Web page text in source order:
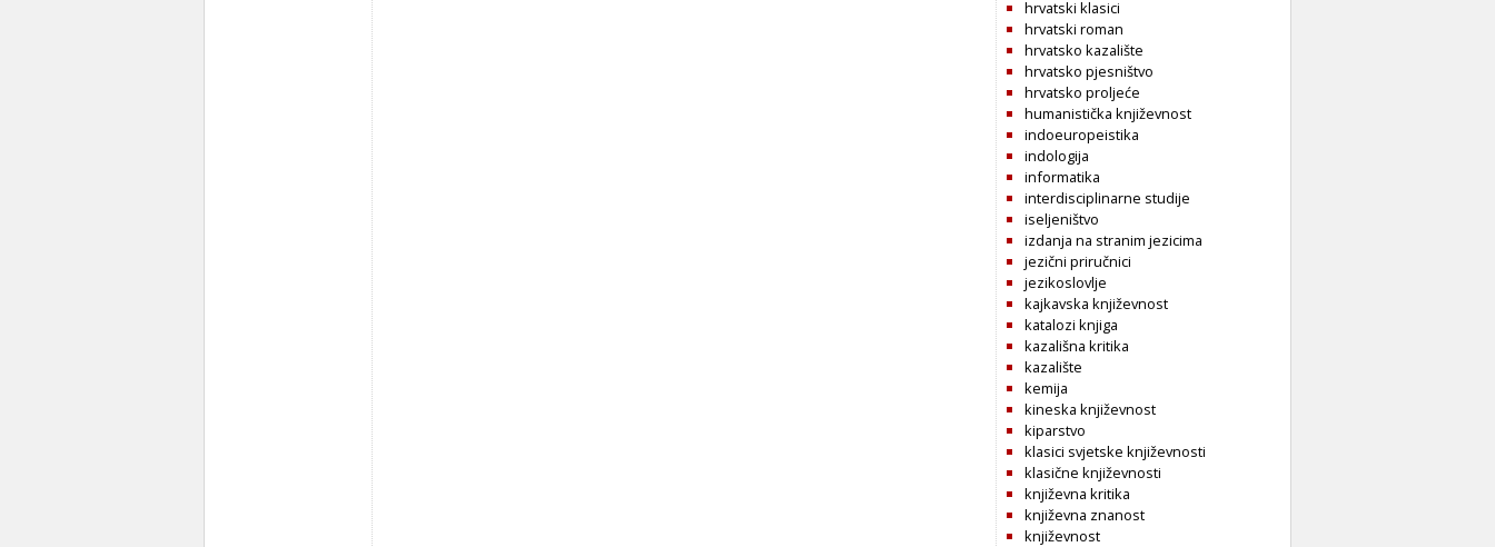
hrvatski klasici
hrvatski roman
hrvatsko kazalište
hrvatsko pjesništvo
hrvatsko proljeće
humanistička književnost
indoeuropeistika
indologija
informatika
interdisciplinarne studije
iseljeništvo
izdanja na stranim jezicima
jezični priručnici
jezikoslovlje
kajkavska književnost
katalozi knjiga
kazališna kritika
kazalište
kemija
kineska književnost
kiparstvo
klasici svjetske književnosti
klasične književnosti
književna kritika
književna znanost
književnost